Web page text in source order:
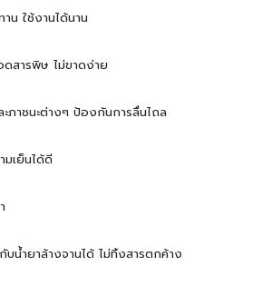
น ใช้งานได้นาน
สารพิษ ไม่ขาดง่าย
ภาชนะต่างๆ ป้องกันการลื่นไถล
เย็นได้ดี
บน้ำยาล้างจานได้ ไม่ทิ้งสารตกค้าง